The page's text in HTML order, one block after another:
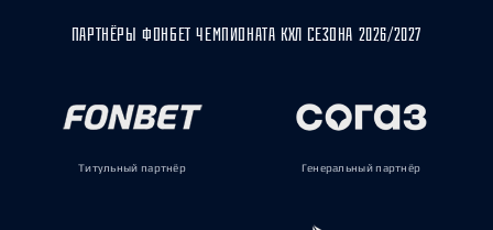
ПАРТНЁРЫ ФОНБЕТ ЧЕМПИОНАТА КХЛ СЕЗОНА 2026/2027
Титульный партнёр Генеральный партнёр